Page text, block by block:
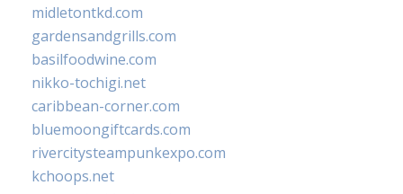
midletontkd.com
gardensandgrills.com
basilfoodwine.com
nikko-tochigi.net
caribbean-corner.com
bluemoongiftcards.com
rivercitysteampunkexpo.com
kchoops.net